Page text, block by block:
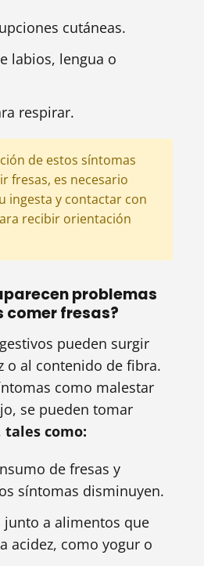
cutáneas.
labios, lengua o
respirar.
de estos síntomas
fresas, es necesario
ingesta y contactar con
recibir orientación
problemas
fresas?
pueden surgir
o al contenido de fibra.
como malestar
se pueden tomar
tales como:
de fresas y
síntomas disminuyen.
junto a alimentos que
acidez, como yogur o